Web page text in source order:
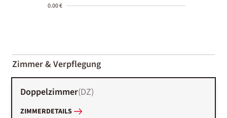
0.00 €
01-02
Zimmer & Verpflegung
Doppelzimmer(DZ)
ZIMMERDETAILS